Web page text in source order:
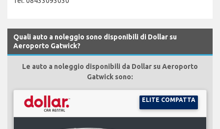
Quali auto a noleggio sono disponibili di Dollar su
Aeroporto Gatwick?
Le auto a noleggio disponibili da Dollar su Aeroporto
Gatwick sono:
ELITE COMPATTA